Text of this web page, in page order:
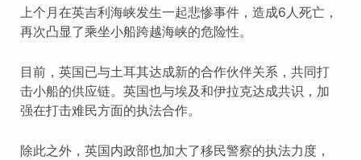
上个月在英吉利海峡发生一起悲惨事件，造成6人死亡，
再次凸显了乘坐小船跨越海峡的危险性。
目前，英国已与土耳其达成新的合作伙伴关系，共同打
击小船的供应链。英国也与埃及和伊拉克达成共识，加
强在打击难民方面的执法合作。
除此之外，英国内政部也加大了移民警察的执法力度，